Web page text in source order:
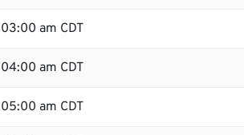
03:00 am CDT
04:00 am CDT
05:00 am CDT